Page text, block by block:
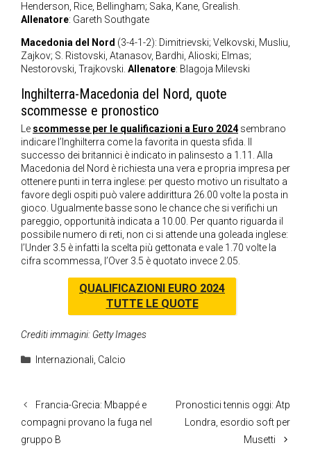
Henderson, Rice, Bellingham; Saka, Kane, Grealish.
Allenatore: Gareth Southgate
Macedonia del Nord (3-4-1-2): Dimitrievski; Velkovski, Musliu,
Zajkov; S. Ristovski, Atanasov, Bardhi, Alioski; Elmas;
Nestorovski, Trajkovski. Allenatore: Blagoja Milevski
Inghilterra-Macedonia del Nord, quote
scommesse e pronostico
Le scommesse per le qualificazioni a Euro 2024sembrano
indicare l’Inghilterra come la favorita in questa sfida. Il
successo dei britannici è indicato in palinsesto a 1.11. Alla
Macedonia del Nord è richiesta una vera e propria impresa per
ottenere punti in terra inglese: per questo motivo un risultato a
favore degli ospiti può valere addirittura 26.00 volte la posta in
gioco. Ugualmente basse sono le chance che si verifichi un
pareggio, opportunità indicata a 10.00. Per quanto riguarda il
possibile numero di reti, non ci si attende una goleada inglese:
l’Under 3.5 è infatti la scelta più gettonata e vale 1.70 volte la
cifra scommessa, l’Over 3.5 è quotato invece 2.05.
QUALIFICAZIONI EURO 2024
TUTTE LE QUOTE
Crediti immagini: Getty Images
Categorie
Internazionali, Calcio
Francia-Grecia: Mbappé e
compagni provano la fuga nel
gruppo B
Pronostici tennis oggi: Atp
Londra, esordio soft per
Musetti